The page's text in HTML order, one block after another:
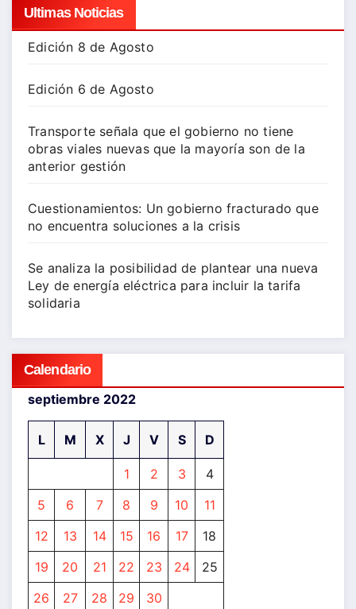
Ultimas Noticias
Edición 8 de Agosto
Edición 6 de Agosto
Transporte señala que el gobierno no tiene
obras viales nuevas que la mayoría son de la
anterior gestión
Cuestionamientos: Un gobierno fracturado que
no encuentra soluciones a la crisis
Se analiza la posibilidad de plantear una nueva
Ley de energía eléctrica para incluir la tarifa
solidaria
Calendario
septiembre 2022
L M X J V S D
1 2 3
4
5
6 7 8 9 10
11
12
13 14 15 16 17
18
19
20 21 22 23 24
25
26
27 28 29 30